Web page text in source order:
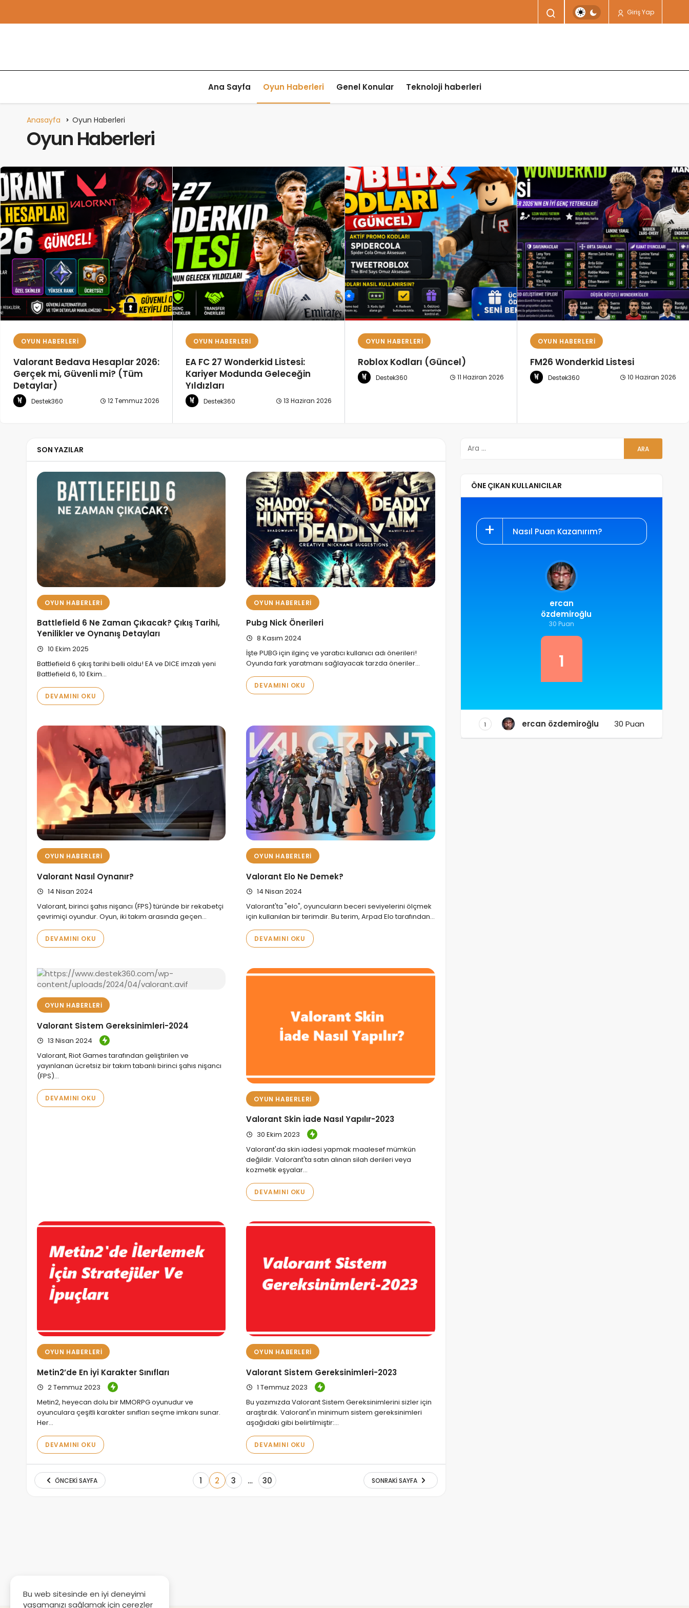
Giriş Yap
Ana Sayfa Oyun Haberleri Genel Konular Teknoloji haberleri
Anasayfa Oyun Haberleri
Oyun Haberleri
OYUN HABERLERI
EA FC 27 Wonderkid Listesi:
Kariyer Modunda Geleceğin
Yıldızları
Destek360 13 Haziran 2026
OYUN HABERLERI
Roblox Kodları (Güncel)
Destek360 11 Haziran 2026
OYUN HABERLERI
FM26 Wonderkid Listesi
Destek360 10 Haziran 2026
OYUN HABERLERI
PUBG Mobile Kaç GB? 2025
Güncel Dosya Boyutu ve
Depolama Gereksinimleri
SON YAZILAR
OYUN HABERLERI
Battlefield 6 Ne Zaman Çıkacak? Çıkış Tarihi,
Yenilikler ve Oynanış Detayları
10 Ekim 2025
Battlefield 6 çıkış tarihi belli oldu! EA ve DICE imzalı yeni
Battlefield 6, 10 Ekim…
DEVAMINI OKU
OYUN HABERLERI
Pubg Nick Önerileri
8 Kasım 2024
İşte PUBG için ilginç ve yaratıcı kullanıcı adı önerileri!
Oyunda fark yaratmanı sağlayacak tarzda öneriler…
DEVAMINI OKU
OYUN HABERLERI
Valorant Nasıl Oynanır?
14 Nisan 2024
Valorant, birinci şahıs nişancı (FPS) türünde bir rekabetçi
çevrimiçi oyundur. Oyun, iki takım arasında geçen…
DEVAMINI OKU
OYUN HABERLERI
Valorant Elo Ne Demek?
14 Nisan 2024
Valorant'ta "elo", oyuncuların beceri seviyelerini ölçmek
için kullanılan bir terimdir. Bu terim, Arpad Elo tarafından…
DEVAMINI OKU
OYUN HABERLERI
Valorant Sistem Gereksinimleri-2024
13 Nisan 2024
Valorant, Riot Games tarafından geliştirilen ve
yayınlanan ücretsiz bir takım tabanlı birinci şahıs nişancı
(FPS)…
DEVAMINI OKU OYUN HABERLERI
Valorant Skin İade Nasıl Yapılır-2023
30 Ekim 2023
Valorant'da skin iadesi yapmak maalesef mümkün
değildir. Valorant'ta satın alınan silah derileri veya
kozmetik eşyalar…
DEVAMINI OKU
OYUN HABERLERI
Metin2’de En İyi Karakter Sınıfları
2 Temmuz 2023
Metin2, heyecan dolu bir MMORPG oyunudur ve
oyunculara çeşitli karakter sınıfları seçme imkanı sunar.
Her…
DEVAMINI OKU
OYUN HABERLERI
Valorant Sistem Gereksinimleri-2023
1 Temmuz 2023
Bu yazımızda Valorant Sistem Gereksinimlerini sizler için
araştırdık. Valorant'ın minimum sistem gereksinimleri
aşağıdaki gibi belirtilmiştir:…
DEVAMINI OKU
ÖNCEKI SAYFA 1 2 3 … 30 SONRAKI SAYFA
ÖNE ÇIKAN KULLANICILAR
Nasıl Puan Kazanırım?
ercan
özdemiroğlu
30 Puan
1
1 ercan özdemiroğlu 30 Puan
Bu web sitesinde en iyi deneyimi
yaşamanızı sağlamak için çerezler